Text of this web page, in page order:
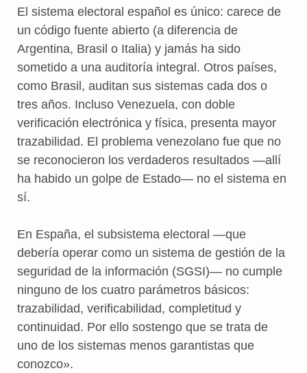
El sistema electoral español es único: carece de
un código fuente abierto (a diferencia de
Argentina, Brasil o Italia) y jamás ha sido
sometido a una auditoría integral. Otros países,
como Brasil, auditan sus sistemas cada dos o
tres años. Incluso Venezuela, con doble
verificación electrónica y física, presenta mayor
trazabilidad. El problema venezolano fue que no
se reconocieron los verdaderos resultados —allí
ha habido un golpe de Estado— no el sistema en
sí.
En España, el subsistema electoral —que
debería operar como un sistema de gestión de la
seguridad de la información (SGSI)— no cumple
ninguno de los cuatro parámetros básicos:
trazabilidad, verificabilidad, completitud y
continuidad. Por ello sostengo que se trata de
uno de los sistemas menos garantistas que
conozco».